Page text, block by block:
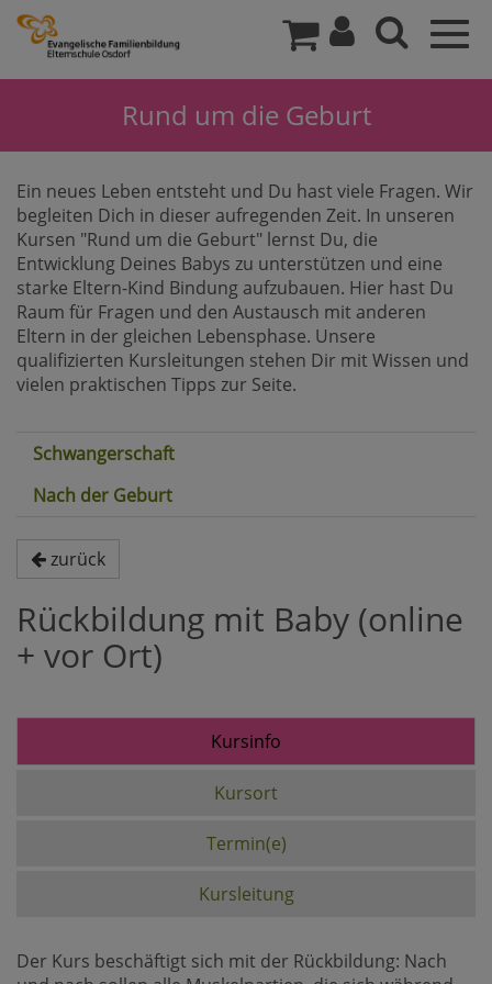
Rund um die Geburt
Ein neues Leben entsteht und Du hast viele Fragen. Wir
begleiten Dich in dieser aufregenden Zeit. In unseren
Kursen "Rund um die Geburt" lernst Du, die
Entwicklung Deines Babys zu unterstützen und eine
starke Eltern-Kind Bindung aufzubauen. Hier hast Du
Raum für Fragen und den Austausch mit anderen
Eltern in der gleichen Lebensphase. Unsere
qualifizierten Kursleitungen stehen Dir mit Wissen und
vielen praktischen Tipps zur Seite.
Schwangerschaft
Nach der Geburt
zurück
Rückbildung mit Baby (online
+ vor Ort)
Kursinfo
Kursort
Termin(e)
Kursleitung
Der Kurs beschäftigt sich mit der Rückbildung: Nach